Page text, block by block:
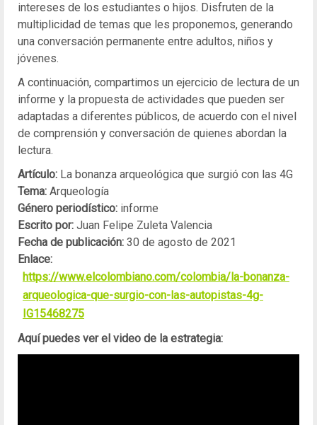
intereses de los estudiantes o hijos. Disfruten de la
multiplicidad de temas que les proponemos, generando
una conversación permanente entre adultos, niños y
jóvenes.
A continuación, compartimos un ejercicio de lectura de un
informe y la propuesta de actividades que pueden ser
adaptadas a diferentes públicos, de acuerdo con el nivel
de comprensión y conversación de quienes abordan la
lectura.
Artículo: La bonanza arqueológica que surgió con las 4G
Tema: Arqueología
Género periodístico: informe
Escrito por: Juan Felipe Zuleta Valencia
Fecha de publicación: 30 de agosto de 2021
Enlace:
https://www.elcolombiano.com/colombia/la-bonanza-
arqueologica-que-surgio-con-las-autopistas-4g-
IG15468275
Aquí puedes ver el video de la estrategia: